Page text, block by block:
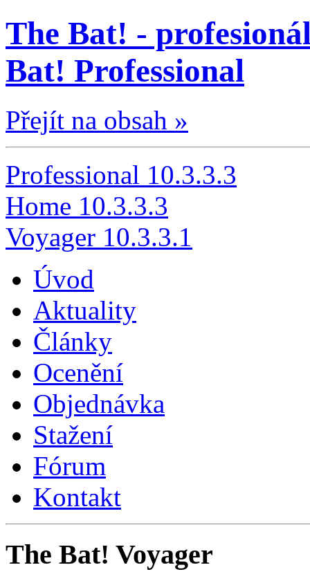
The Bat! -
Bat! Professional
Přejít na obsah »
Professional 10.3.3.3
Home 10.3.3.3
Voyager 10.3.3.1
Úvod
Aktuality
Články
Ocenění
Objednávka
Stažení
Fórum
Kontakt
The Bat! Voyager